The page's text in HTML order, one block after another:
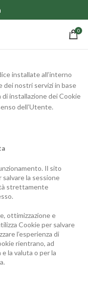
0
installate all’interno
dei nostri servizi in base
installazione dei Cookie
dell’Utente.
Il sito
salvare la sessione
strettamente
ottimizzazione e
Cookie per salvare
l’esperienza di
rientrano, ad
la valuta o per la